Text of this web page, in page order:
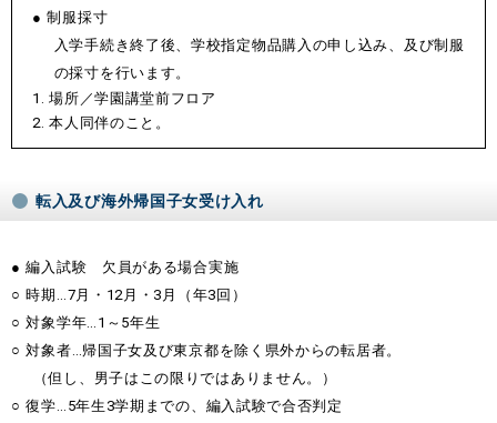
制服採寸
入学手続き終了後、学校指定物品購入の申し込み、及び制服
の採寸を行います。
場所／学園講堂前フロア
本人同伴のこと。
転入及び海外帰国子女受け入れ
編入試験 欠員がある場合実施
時期…7月・12月・3月（年3回）
対象学年…1～5年生
対象者…帰国子女及び東京都を除く県外からの転居者。
（但し、男子はこの限りではありません。）
復学…5年生3学期までの、編入試験で合否判定